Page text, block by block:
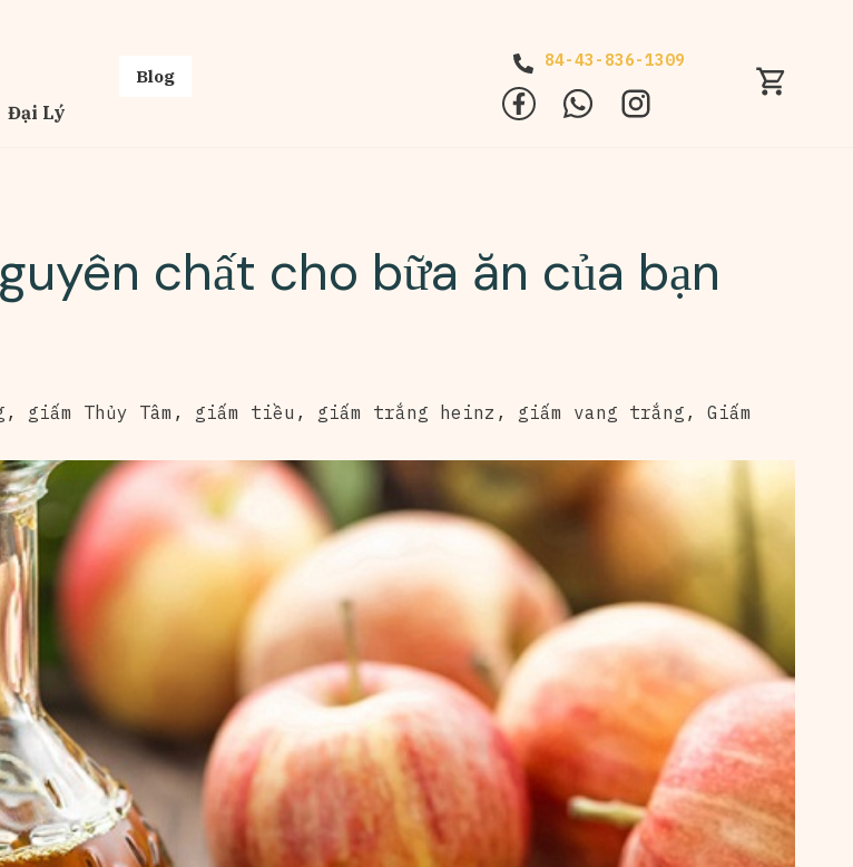
Đại Lý
Blog
84-43-836-1309
chất cho bữa ăn của bạn
, giấm Thủy Tâm , giấm tiều , giấm trắng heinz , giấm vang trắng , Giấm